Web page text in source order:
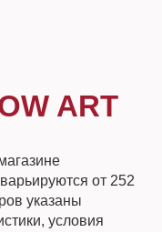
ART
от 252
указаны
условия